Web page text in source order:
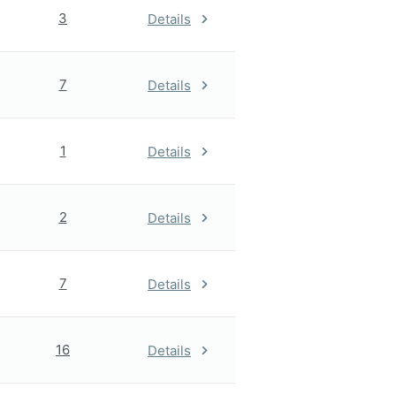
3 Details
7 Details
1 Details
2 Details
7 Details
16 Details